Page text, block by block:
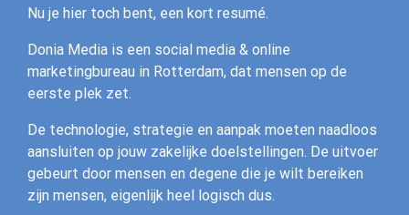
Nu je hier toch bent, een kort resumé.
Donia Media is een social media & online
marketingbureau in Rotterdam, dat mensen op de
eerste plek zet.
De technologie, strategie en aanpak moeten naadloos
aansluiten op jouw zakelijke doelstellingen. De uitvoer
gebeurt door mensen en degene die je wilt bereiken
zijn mensen, eigenlijk heel logisch dus.